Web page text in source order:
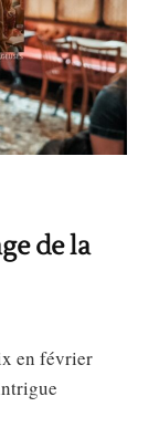
de la
en février